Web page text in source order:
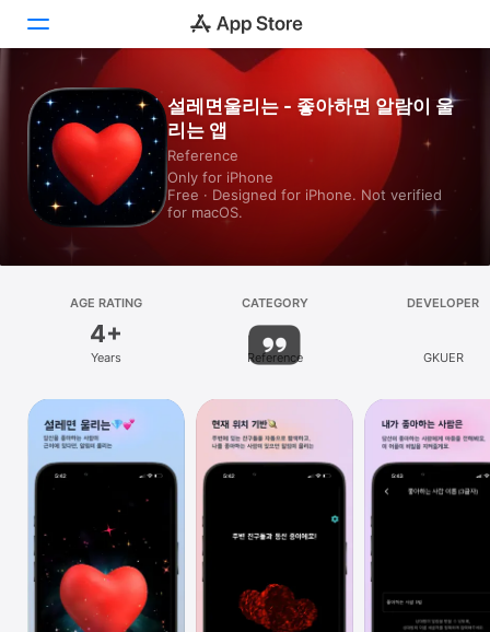
Today
Games
Apps
Arcade
Platform
iPad
Mac
Watch
설레면울리는 - 좋아하면 알람이 울
리는 앱
Reference
Only for iPhone
Free · Designed for iPhone. Not verified
for macOS.
AGE RATING
4+
Years
CATEGORY
Reference
DEVELOPER
GKUER